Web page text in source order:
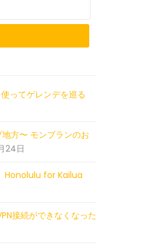
ってゲレンデを巡る
方〜 モンブランのお
24日
Honolulu for Kailua
接続ができなくなった